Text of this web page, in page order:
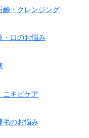
鹸・クレンジング
・口のお悩み
ニキビケア
毛のお悩み